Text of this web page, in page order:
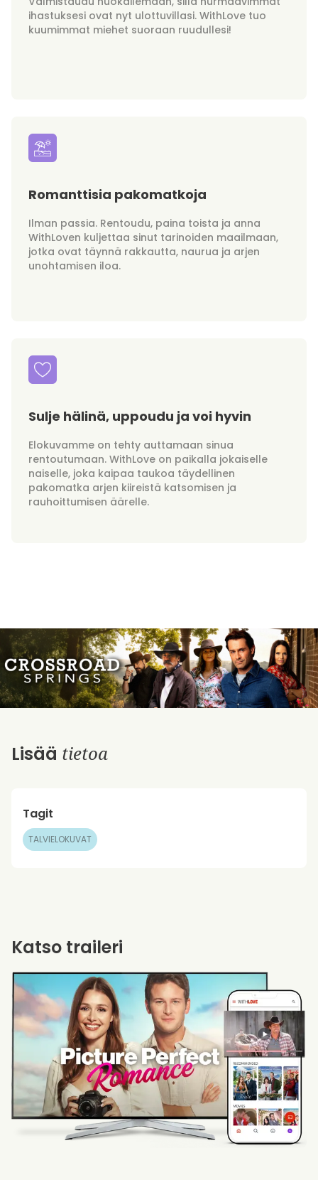
ihastuksesi ovat nyt ulottuvillasi. WithLove tuo
kuumimmat miehet suoraan ruudullesi!
Romanttisia pakomatkoja
Ilman passia. Rentoudu, paina toista ja anna
WithLoven kuljettaa sinut tarinoiden maailmaan,
jotka ovat täynnä rakkautta, naurua ja arjen
unohtamisen iloa.
Sulje hälinä, uppoudu ja voi hyvin
Elokuvamme on tehty auttamaan sinua
rentoutumaan. WithLove on paikalla jokaiselle
naiselle, joka kaipaa taukoa täydellinen
pakomatka arjen kiireistä katsomisen ja
rauhoittumisen äärelle.
Lisää tietoa
Tagit
TALVIELOKUVAT
Katso traileri